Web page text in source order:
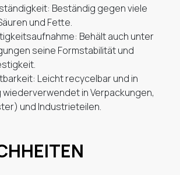
Beständig gegen viele
und Fette.
Behält auch unter
seine Formstabilität und
Leicht recycelbar und in
in Verpackungen,
und Industrieteilen.